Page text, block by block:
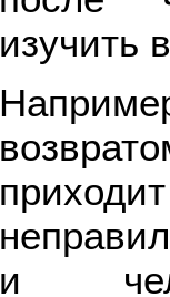
изучить
и